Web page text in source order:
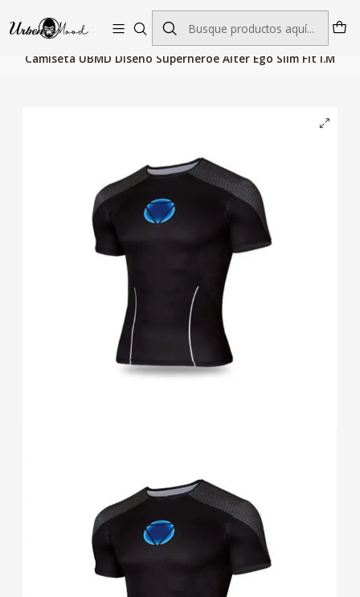
Envío GRATIS desde $60.000 | Entregas rápidas 1–5 días hábiles
Deportes Ropa Deportiva
Camiseta UBMD Diseño Superhéroe Alter Ego Slim Fit I.M